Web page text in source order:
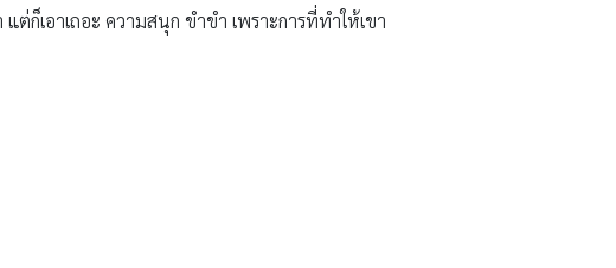
ก็เอาเถอะ ความสนุก ขำขำ เพราะการที่ทำให้เขา